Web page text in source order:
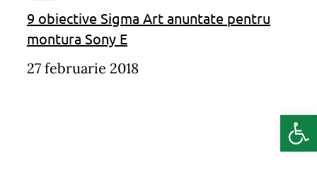
9 obiective Sigma Art anuntate pentru
montura Sony E
27 februarie 2018